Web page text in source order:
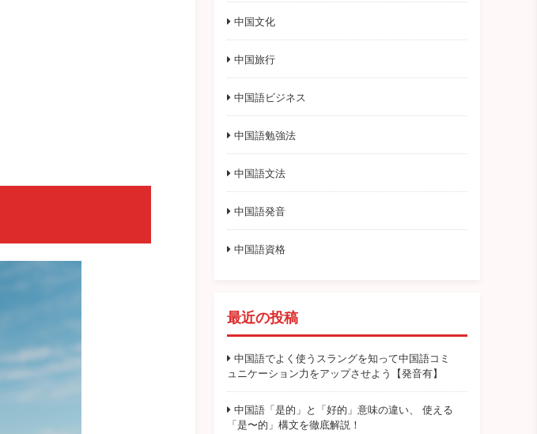
中国文化
中国旅行
中国語ビジネス
中国語勉強法
中国語文法
中国語発音
中国語資格
最近の投稿
中国語でよく使うスラングを知って中国語コミ
ュニケーション力をアップさせよう【発音有】
中国語「是的」と「好的」意味の違い、 使える
「是〜的」構文を徹底解説！